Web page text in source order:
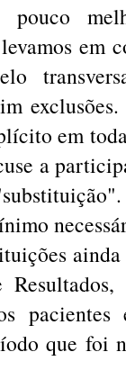
pouco
em
em
a
que foi